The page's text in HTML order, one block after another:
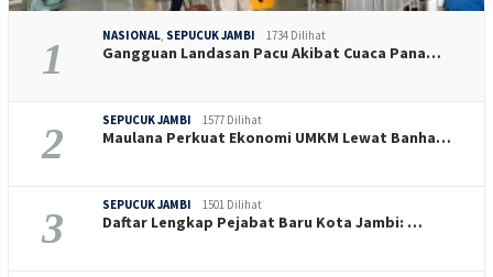
1 NASIONAL SEPUCUK JAMBI 1734 Dilihat
Gangguan Landasan Pacu Akibat Cuaca Pana…
2 SEPUCUK JAMBI 1577 Dilihat
Maulana Perkuat Ekonomi UMKM Lewat Banha…
3 SEPUCUK JAMBI 1501 Dilihat
Daftar Lengkap Pejabat Baru Kota Jambi: …